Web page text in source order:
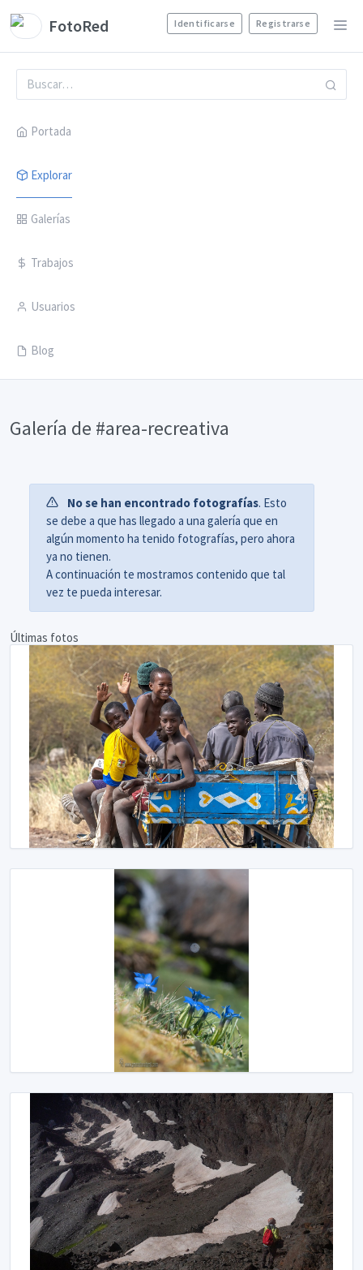
FotoRed Identificarse Registrarse
Portada
Explorar
Galerías
Trabajos
Usuarios
Blog
Galería de #area-recreativa
No se han encontrado fotografías. Esto
se debe a que has llegado a una galería que en
algún momento ha tenido fotografías, pero ahora
ya no tienen.
A continuación te mostramos contenido que tal
vez te pueda interesar.
Últimas fotos